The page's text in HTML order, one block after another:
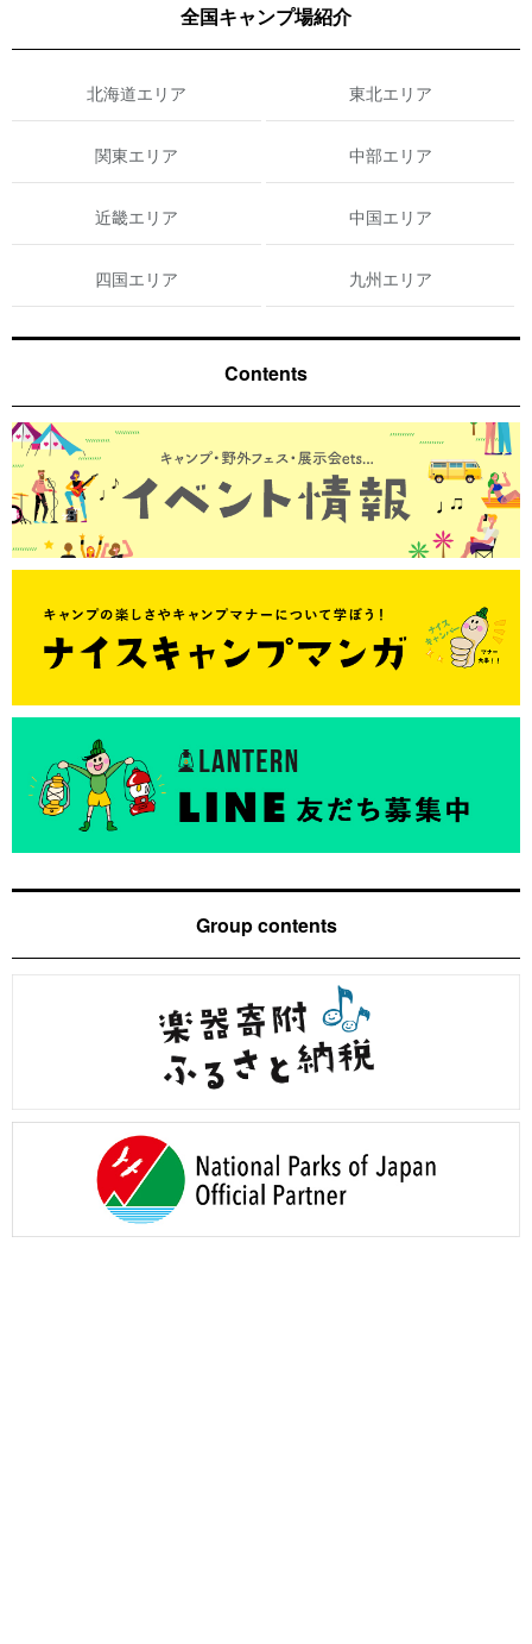
全国キャンプ場紹介
北海道エリア 東北エリア
関東エリア 中部エリア
近畿エリア 中国エリア
四国エリア 九州エリア
Contents
Group contents